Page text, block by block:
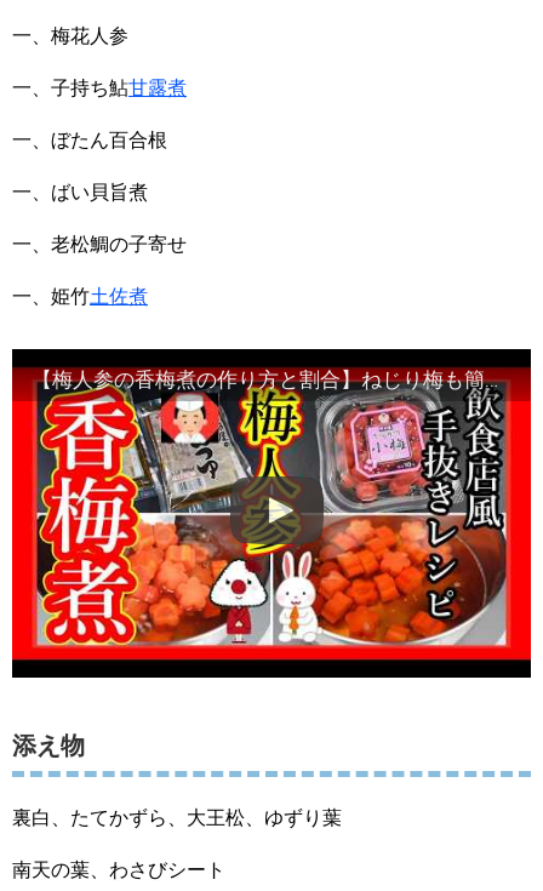
一、梅花人参
一、子持ち鮎甘露煮
一、ぼたん百合根
一、ばい貝旨煮
一、老松鯛の子寄せ
一、姫竹土佐煮
【梅人参の香梅煮の作り方と割合】ねじり梅も簡単に解説「初心者向け冬の献立レシピ」Japanese food
添え物
裏白、たてかずら、大王松、ゆずり葉
南天の葉、わさびシート